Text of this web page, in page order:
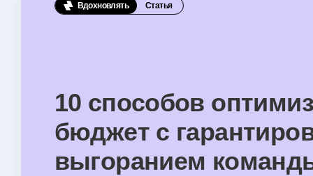
Вдохновлять Статья
10 способов
бюджет с
выгоранием